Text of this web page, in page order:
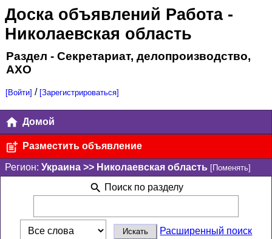
Доска объявлений Работа-
Николаевская область
Раздел - Секретариат, делопроизводство,
АХО
[Войти] / [Зарегистрироваться]
Домой
Разместить объявление
Регион: Украина >> Николаевская область [Поменять]
Поиск по разделу
Расширенный поиск